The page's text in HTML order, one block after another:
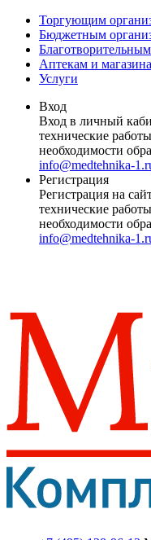
Торгующим
Бюджетным
Аптекам и
Услуги
Вход
Вход в личный
технические
необходимости
info@medtehnika-
Регистрация
Регистрация на
технические
необходимости
info@medtehnika-